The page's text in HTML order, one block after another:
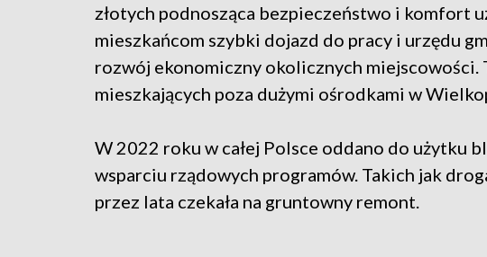
złotych podnosząca bezpieczeństwo i komfort
mieszkańcom szybki dojazd do pracy i urzędu
rozwój ekonomiczny okolicznych miejscowości.
mieszkających poza dużymi ośrodkami w
W 2022 roku w całej Polsce oddano do użytku
wsparciu rządowych programów. Takich jak
przez lata czekała na gruntowny remont.